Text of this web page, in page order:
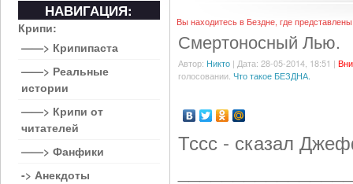
Вы находитесь в Бездне, где
Смертоносный Лью.
Автор: Никто | Дата: 28-05-2014, 18:51 |
голосовании. Что такое БЕЗДНА.
Тссс - сказал
НАВИГАЦИЯ:
Крипи:
——> Крипипаста
——> Реальные
истории
——> Крипи от
читателей
——> Фанфики
-> Анекдоты